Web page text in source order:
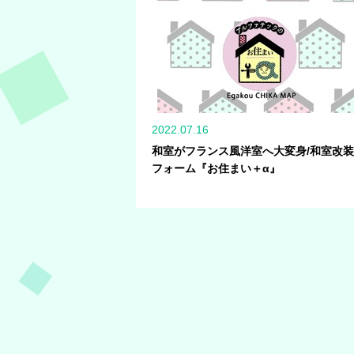
2022.07.16
和室がフランス風洋室へ大変身/和室改
フォーム『お住まい＋α』